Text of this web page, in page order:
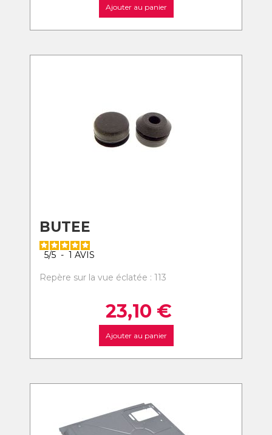
Ajouter au panier
BUTEE
5/5 - 1 AVIS
Repère sur la vue éclatée : 113
23,10 €
Ajouter au panier